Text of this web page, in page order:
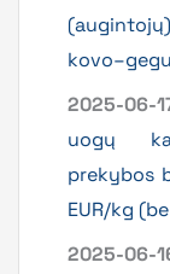
2025-06-
uogų
prekybos
EUR/kg
2025-06-